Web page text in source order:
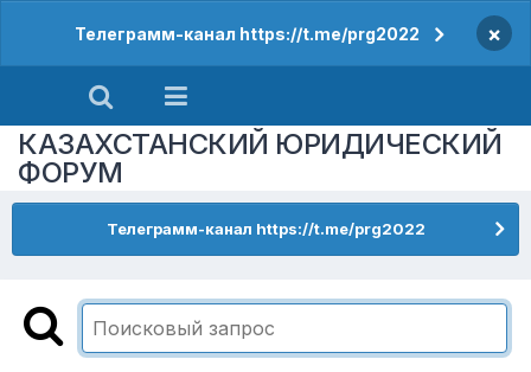
Телеграмм-канал https://t.me/prg2022 ×
КАЗАХСТАНСКИЙ ЮРИДИЧЕСКИЙ
ФОРУМ
Телеграмм-канал https://t.me/prg2022